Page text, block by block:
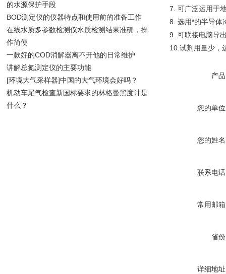
7. 可广泛运用于
8. 选用*的半导体
9. 可联接电脑导
10.试剂用量少，
产
您的单
您的姓
联系电
常用邮
省
详细地
的水源保护手段
BOD测定仪的仪器特点和使用前的准备工作
在线水质多参数检测仪水质检测结果准确，操
作简便
一款好的COD消解器离不开他的日常维护
讲解总氮测定仪的主要功能
[环境大气采样器]中国的大气环境会好吗？
机动车尾气检查新国标要求的林格曼黑度计是
什么？